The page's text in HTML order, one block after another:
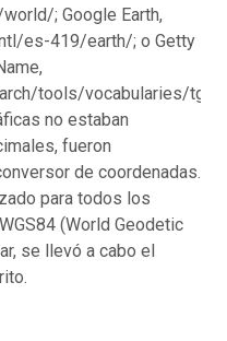
; Google Earth,
es-419/earth/; o Getty
tools/vocabularies/tgn/
no estaban
fueron
de coordenadas.
para todos los
(World Geodetic
se llevó a cabo el